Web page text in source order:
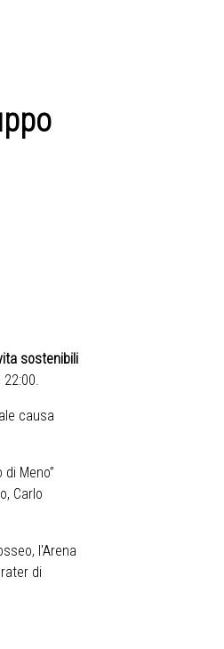
sostenibili
causa
Meno”
Carlo
l'Arena
di